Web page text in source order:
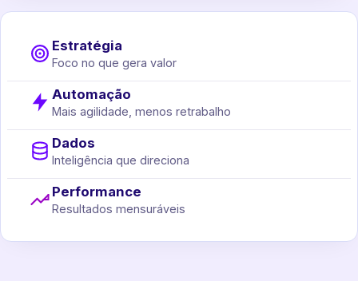
Estratégia
Foco no que gera valor
Automação
Mais agilidade, menos retrabalho
Dados
Inteligência que direciona
Performance
Resultados mensuráveis